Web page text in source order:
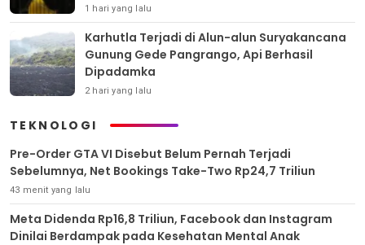
1 hari yang lalu
Karhutla Terjadi di Alun-alun Suryakancana
Gunung Gede Pangrango, Api Berhasil
Dipadamka
2 hari yang lalu
TEKNOLOGI
Pre-Order GTA VI Disebut Belum Pernah Terjadi
Sebelumnya, Net Bookings Take-Two Rp24,7 Triliun
43 menit yang lalu
Meta Didenda Rp16,8 Triliun, Facebook dan Instagram
Dinilai Berdampak pada Kesehatan Mental Anak